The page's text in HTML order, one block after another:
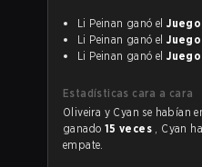
Li Peinan ganó elJuego
Li Peinan ganó el
Li Peinan ganó el
Estadísticas cara a cara
ganado 15 veces , Cyan
empate.